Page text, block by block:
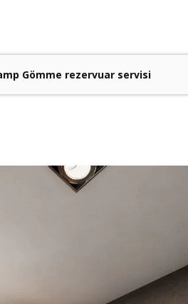
Gömme rezervuar servisi